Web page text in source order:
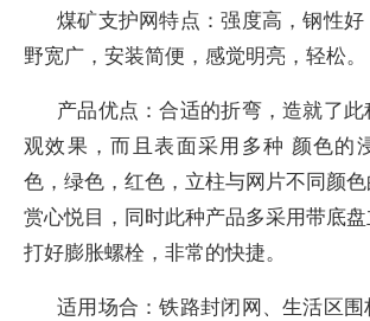
煤矿支护网特点：强度高，钢性
野宽广，安装简便，感觉明亮，轻松。
产品优点：合适的折弯，造就了
观效果，而且表面采用多种 颜色的
色，绿色，红色，立柱与网片不同颜
赏心悦目，同时此种产品多采用带底
打好膨胀螺栓，非常的快捷。
适用场合：铁路封闭网、生活区围